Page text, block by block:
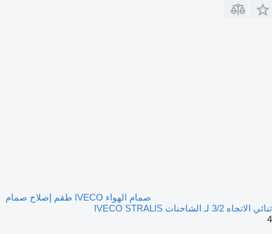
صمام الهواء IVECO طقم إصلاح صمام
ثنائي الاتجاه 3/2 لـ الشاحنات IVECO STRALIS
4